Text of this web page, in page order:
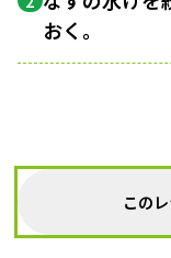
おく。
この